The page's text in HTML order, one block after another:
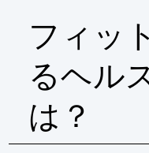
フィッ
るヘル
は？